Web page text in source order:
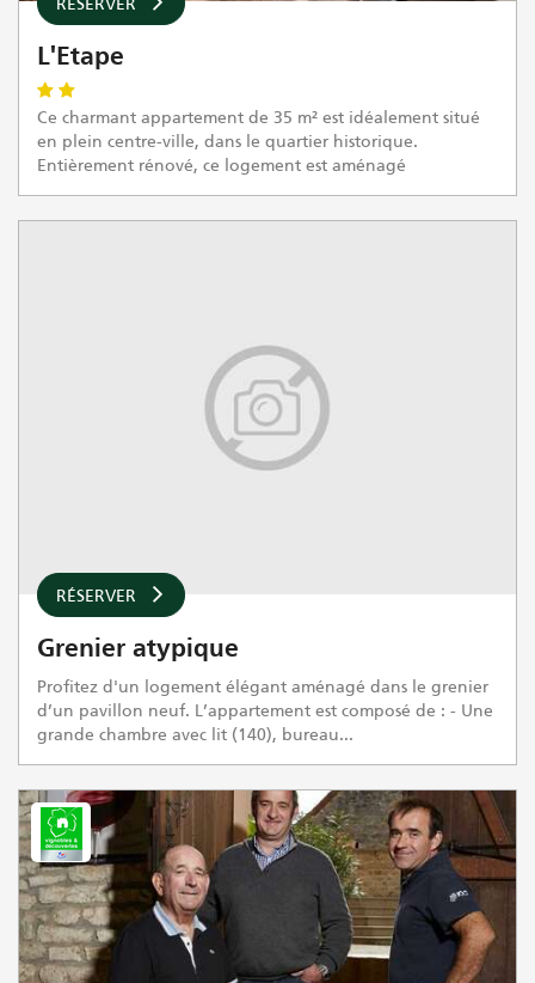
L'Etape
Ce charmant appartement de 35 m² est idéalement situé
en plein centre-ville, dans le quartier historique.
Entièrement rénové, ce logement est aménagé
RÉSERVER
Grenier atypique
Profitez d'un logement élégant aménagé dans le grenier
d’un pavillon neuf. L’appartement est composé de : - Une
grande chambre avec lit (140), bureau...